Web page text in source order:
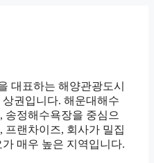
대표하는 해양관광도시
권입니다. 해운대해수
송정해수욕장을 중심으
프랜차이즈, 회사가 밀집
매우 높은 지역입니다.